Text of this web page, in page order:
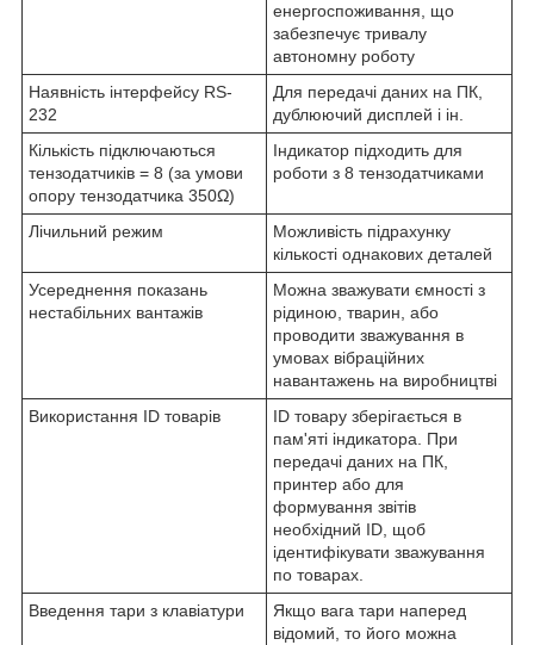
енергоспоживання, що
забезпечує тривалу
автономну роботу
Наявність інтерфейсу RS-
232
Для передачі даних на ПК,
дублюючий дисплей і ін.
Кількість підключаються
тензодатчиків = 8 (за умови
опору тензодатчика 350Ω)
Індикатор підходить для
роботи з 8 тензодатчиками
Лічильний режим
Можливість підрахунку
кількості однакових деталей
Усереднення показань
нестабільних вантажів
Можна зважувати ємності з
рідиною, тварин, або
проводити зважування в
умовах вібраційних
навантажень на виробництві
Використання ID товарів
ID товару зберігається в
пам'яті індикатора. При
передачі даних на ПК,
принтер або для
формування звітів
необхідний ID, щоб
ідентифікувати зважування
по товарах.
Введення тари з клавіатури
Якщо вага тари наперед
відомий, то його можна